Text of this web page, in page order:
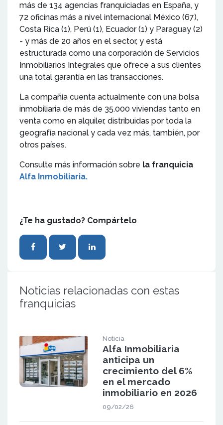
más de 134 agencias franquiciadas en España, y
72 oficinas más a nivel internacional México (67),
Costa Rica (1), Perú (1), Ecuador (1) y Paraguay (2)
- y más de 20 años en el sector, y está
estructurada como una corporación de Servicios
Inmobiliarios Integrales que ofrece a sus clientes
una total garantía en las transacciones.
La compañía cuenta actualmente con una bolsa
inmobiliaria de más de 35.000 viviendas tanto en
venta como en alquiler, distribuidas por toda la
geografía nacional y cada vez más, también, por
otros países.
Consulte más información sobre la franquicia
Alfa Inmobiliaria.
¿Te ha gustado? Compártelo
Noticias relacionadas con estas
franquicias
Noticia
Alfa Inmobiliaria
anticipa un
crecimiento del 6%
en el mercado
inmobiliario en 2026
09/02/26